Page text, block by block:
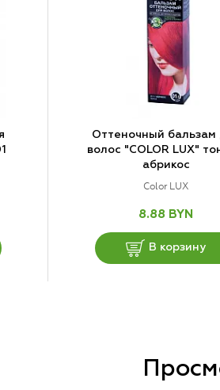
Оттеночный бальзам
волос "COLOR LUX" тон
абрикос
Color LUX
8.88 BYN
В корзину